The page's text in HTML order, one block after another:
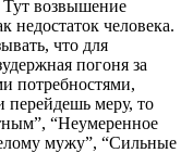
Тут возвышение
недостаток человека.
что для
погоня за
потребностями,
перейдешь меру, то
“Неумеренное
мужу”, “Сильные